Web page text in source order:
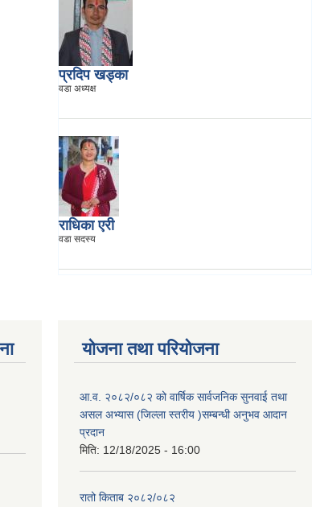
प्रदिप खड्का
वडा अध्यक्ष
राधिका एरी
वडा सदस्य
योजना तथा परियोजना
आ.व. २०८२/०८२ को वार्षिक सार्वजनिक सुनवाई तथा
असल अभ्यास (जिल्ला स्तरीय )सम्बन्धी अनुभव आदान
प्रदान
मिति: 12/18/2025 - 16:00
रातो किताब २०८२/०८२